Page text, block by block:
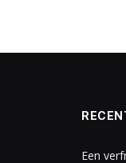
Een